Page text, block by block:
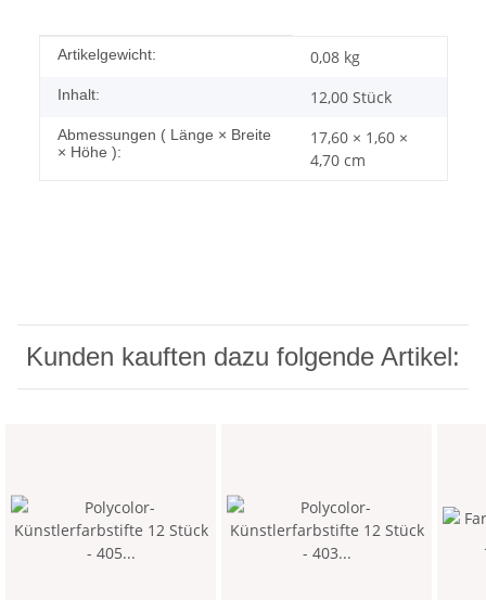
Produkteigenschaft
Wert
Artikelgewicht: 0,08 kg
Inhalt: 12,00 Stück
Abmessungen ( Länge × Breite
× Höhe ):
17,60 × 1,60 ×
4,70 cm
Kunden kauften dazu folgende Artikel: